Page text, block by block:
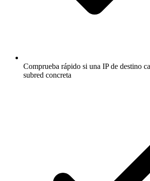
Comprueba rápido si una IP de destino
subred concreta